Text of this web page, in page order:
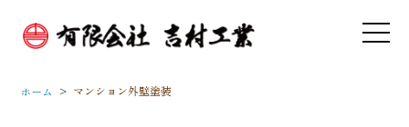
ホーム > マンション外壁塗装